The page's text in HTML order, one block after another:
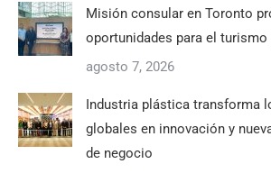
Misión consular en Toronto
oportunidades para el
agosto 7, 2026
Industria plástica transforma
globales en innovación y
de negocio